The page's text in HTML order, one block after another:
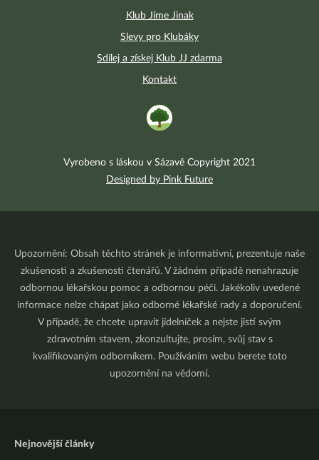
Klub Jíme Jinak
Slevy pro Klubáky
Sdílej a získej Klub JJ zdarma
Kontakt
Vyrobeno s láskou v Sázavě Copyright 2021
Designed by Pink Future
Upozornění: Obsah těchto stránek je informativní, prezentuje naše
zkušenosti a zkušenosti čtenářů. V žádném případě nenahrazuje
odbornou lékařskou pomoc a odbornou péči. Jakékoliv uvedené
informace nelze chápat jako odborné lékařské rady a doporučení.
V případě, že chcete upravit jídelníček a nejste jistí svým
zdravotním stavem, zkonzultujte, prosím, svůj stav s
kvalifikovaným odborníkem. Používáním webu berete toto
upozornění na vědomí.
Nejnovější články